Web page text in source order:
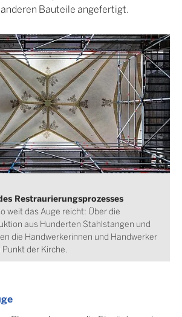
Bauteile angefertigt.
Restraurierungsprozesses
weit das Auge reicht: Über die
aus Hunderten Stahlstangen und
die Handwerkerinnen und Handwerker
der Kirche.